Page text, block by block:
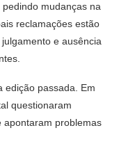
mudanças na
reclamações estão
e ausência
edição passada. Em
questionaram
apontaram problemas